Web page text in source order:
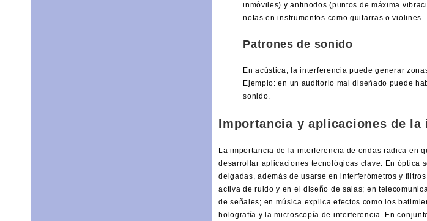
inmóviles) y antinodos (puntos de máxima
notas en instrumentos como guitarras o violines.
Patrones de sonido
En acústica, la interferencia puede generar
Ejemplo: en un auditorio mal diseñado puede
sonido.
Importancia y aplicaciones de la
La importancia de la interferencia de ondas radica en
desarrollar aplicaciones tecnológicas clave. En óptica
delgadas, además de usarse en interferómetros y
activa de ruido y en el diseño de salas; en
de señales; en música explica efectos como los
holografía y la microscopía de interferencia. En